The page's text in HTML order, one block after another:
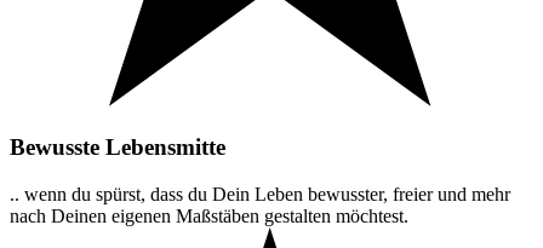
Bewusste Lebensmitte
.. wenn du spürst, dass du Dein Leben bewusster, freier und mehr
nach Deinen eigenen Maßstäben gestalten möchtest.